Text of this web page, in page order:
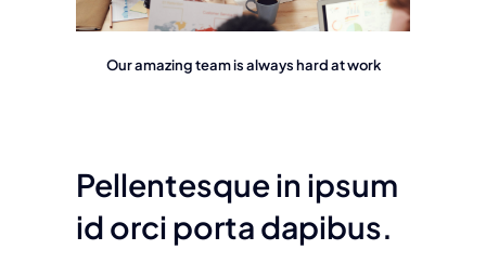
Our amazing team is always hard at work
Pellentesque in ipsum
id orci porta dapibus.